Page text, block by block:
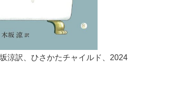
涼訳、ひさかたチャイルド、2024